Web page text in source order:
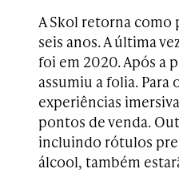
A Skol retorna como
seis anos. A última
foi em 2020. Após a
assumiu a folia. Para
experiências
pontos de venda.
incluindo rótulos
álcool, também